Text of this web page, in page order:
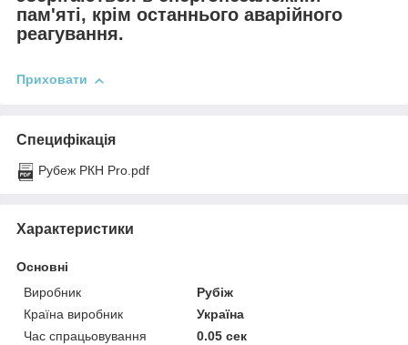
пам'яті, крім останнього аварійного
реагування.
Приховати
Специфікація
Рубеж РКН Pro.pdf
Характеристики
Основні
Виробник
Рубіж
Країна виробник
Україна
Час спрацьовування
0.05 сек